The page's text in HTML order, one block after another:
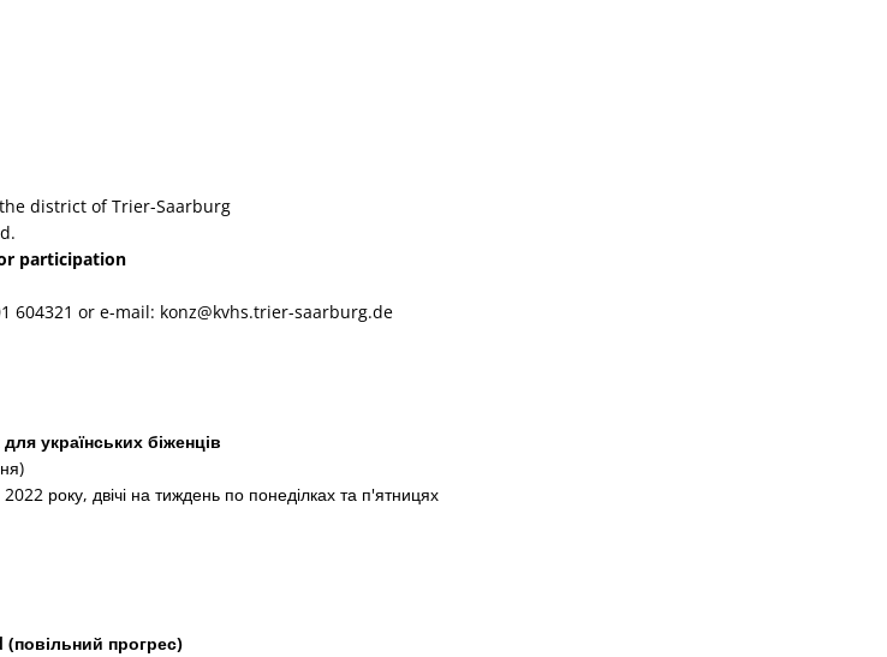
district of Trier-Saarburg
participation
604321 or e-mail: konz@kvhs.trier-saarburg.de
українських біженців
року, двічі на тиждень по понеділках та п'ятницях
(повільний прогрес)